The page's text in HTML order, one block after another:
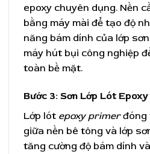
epoxy chuyên dụng. Nền
bằng máy mài để tạo độ
năng bám dính của lớp
máy hút bụi công nghiệp
toàn bề mặt.
Bước 3: Sơn Lớp Lót
Lớp lót epoxy primerđóng
giữa nền bê tông và lớp
tăng cường độ bám dính